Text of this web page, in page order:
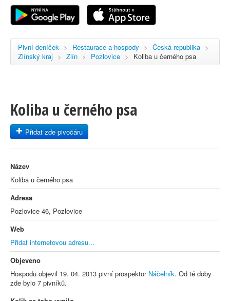
Registrace
Pivní deníček > Restaurace a hospody > Česká republika >
Zlínský kraj > Zlín > Pozlovice > Koliba u černého psa
Koliba u černého psa
Přidat zde pivočáru
Název
Koliba u černého psa
Adresa
Pozlovice 46, Pozlovice
Web
Přidat internetovou adresu...
Objeveno
Hospodu objevil 19. 04. 2013 pivní prospektor Náčelník. Od té doby
zde bylo 7 pivníků.